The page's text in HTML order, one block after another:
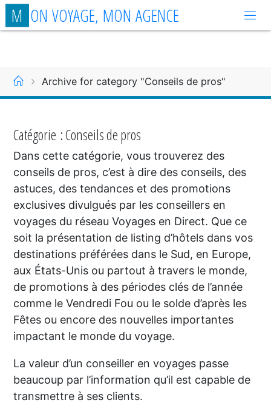
Aller
auM ON VOYAGE, MON AGENCE
AccueilArchive for category "Conseils de pros"
Catégorie :Conseils de pros
Dans cette catégorie, vous trouverez des
conseils de pros, c’est à dire des conseils, des
astuces, des tendances et des promotions
exclusives divulgués par les conseillers en
voyages du réseau Voyages en Direct. Que ce
soit la présentation de listing d’hôtels dans vos
destinations préférées dans le Sud, en Europe,
aux États-Unis ou partout à travers le monde,
de promotions à des périodes clés de l’année
comme le Vendredi Fou ou le solde d’après les
Fêtes ou encore des nouvelles importantes
impactant le monde du voyage.
La valeur d’un conseiller en voyages passe
beaucoup par l’information qu’il est capable de
transmettre à ses clients.